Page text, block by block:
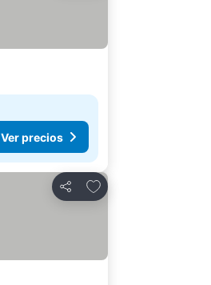
Ver precios
Compartir
Añadir a favoritos